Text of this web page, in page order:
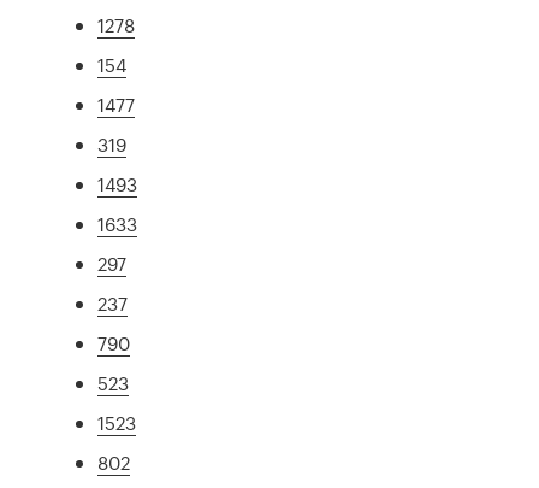
1278
154
1477
319
1493
1633
297
237
790
523
1523
802